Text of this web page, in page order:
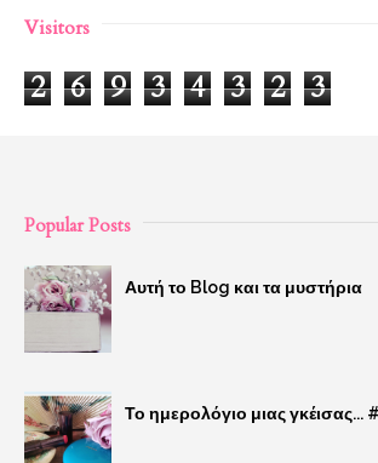
Visitors
2 6 9 3 4 3 2 3
Popular Posts
Αυτή το Blog και τα μυστήρια
Το ημερολόγιο μιας γκέισας...